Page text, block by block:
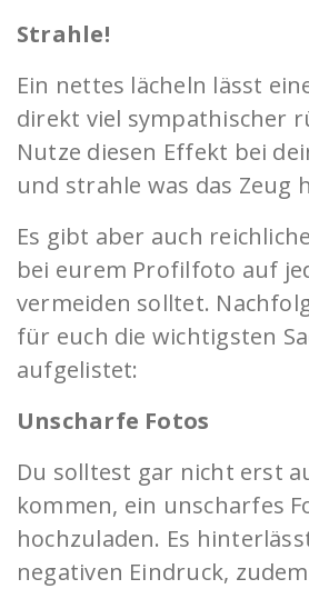
Strahle!
Ein nettes lächeln lässt
direkt viel sympathischer
Nutze diesen Effekt bei
und strahle was das Zeug
Es gibt aber auch
bei eurem Profilfoto auf
vermeiden solltet.
für euch die wichtigsten
aufgelistet:
Unscharfe Fotos
Du solltest gar nicht erst
kommen, ein unscharfes
hochzuladen. Es
negativen Eindruck,